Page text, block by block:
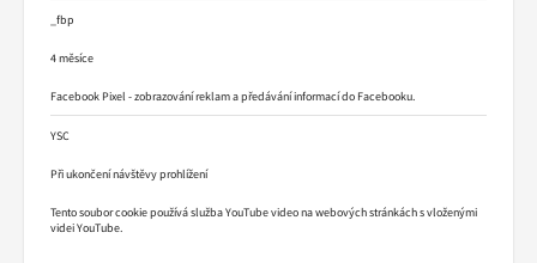
_fbp
4 měsíce
Facebook Pixel - zobrazování reklam a předávání informací do Facebooku.
YSC
Při ukončení návštěvy prohlížení
Tento soubor cookie používá služba YouTube video na webových stránkách s vloženými
videi YouTube.